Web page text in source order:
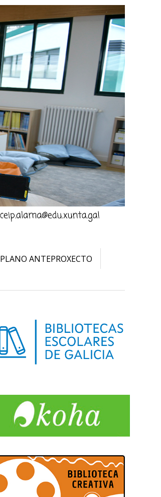
PLANO ANTEPROXECTO